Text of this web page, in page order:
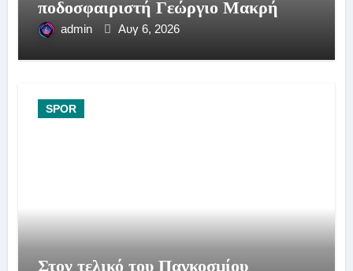
ποδοσφαιριστή Γεώργιο Μακρή
admin Αυγ 6, 2026
SPOR
Στον τελικό του Παγκοσμίου